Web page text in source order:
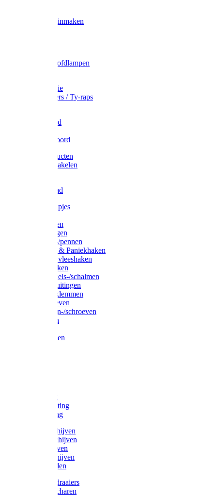
Wecken & inmaken
Zak- & Hoofdlampen
Tape en folie
Kabelbinders / Ty-raps
Metselkoord
Elastisch koord
Afdekproducten
Heffen en takelen
Waslijndraad
Simplexknipjes
Sleutelringen
Gelaste ringen
Borgveren-/pennen
Musketons & Paniekhaken
S-haken & vleeshaken
Karabijnhaken
Noodschakels-/schalmen
Harp-/D-sluitingen
Staaldraadklemmen
Spanschroeven
Ringmoeren-/schroeven
Puntkousen
Aanlegringen
Voetketting
Scheepsketting
Victorketting
Afbraamschijven
Doorslijpschijven
Lamelschijven
Diamantschijven
Laselektroden
Schroevendraaiers
Tangen / Scharen